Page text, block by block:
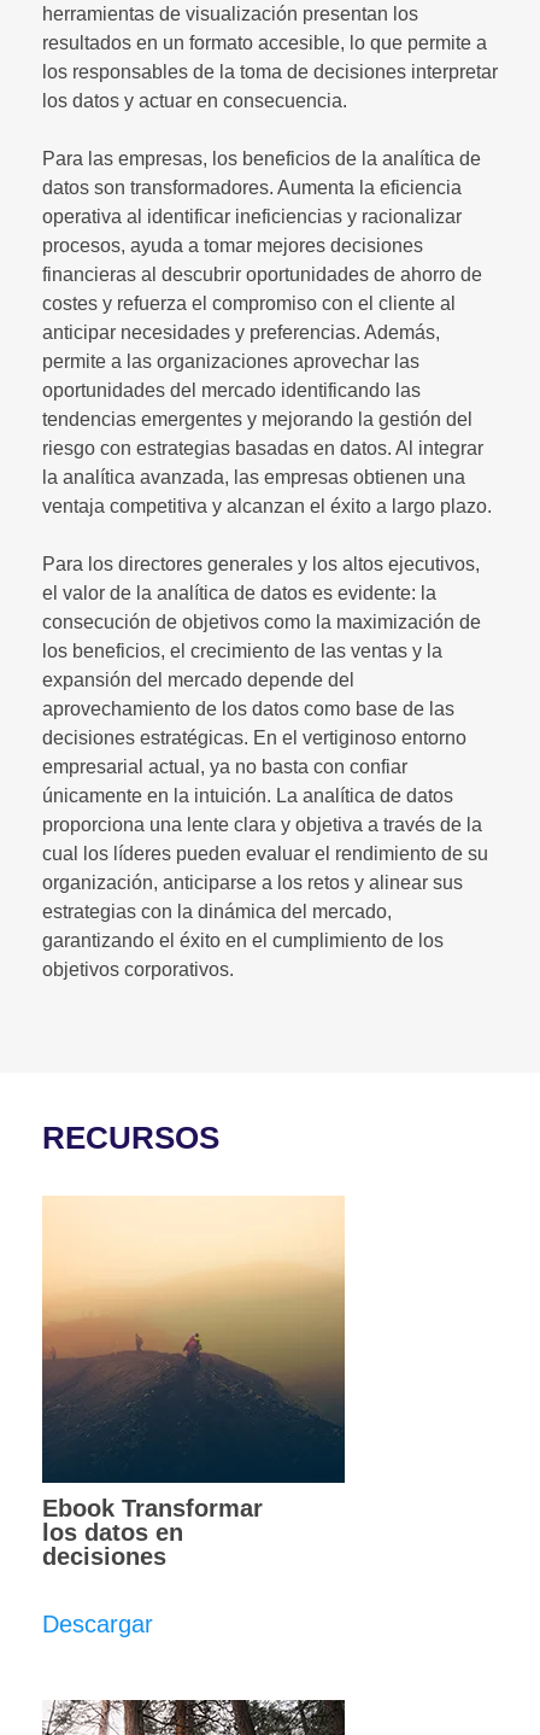
herramientas de visualización presentan los
resultados en un formato accesible, lo que permite a
los responsables de la toma de decisiones interpretar
los datos y actuar en consecuencia.
Para las empresas, los beneficios de la analítica de
datos son transformadores. Aumenta la eficiencia
operativa al identificar ineficiencias y racionalizar
procesos, ayuda a tomar mejores decisiones
financieras al descubrir oportunidades de ahorro de
costes y refuerza el compromiso con el cliente al
anticipar necesidades y preferencias. Además,
permite a las organizaciones aprovechar las
oportunidades del mercado identificando las
tendencias emergentes y mejorando la gestión del
riesgo con estrategias basadas en datos. Al integrar
la analítica avanzada, las empresas obtienen una
ventaja competitiva y alcanzan el éxito a largo plazo.
Para los directores generales y los altos ejecutivos,
el valor de la analítica de datos es evidente: la
consecución de objetivos como la maximización de
los beneficios, el crecimiento de las ventas y la
expansión del mercado depende del
aprovechamiento de los datos como base de las
decisiones estratégicas. En el vertiginoso entorno
empresarial actual, ya no basta con confiar
únicamente en la intuición. La analítica de datos
proporciona una lente clara y objetiva a través de la
cual los líderes pueden evaluar el rendimiento de su
organización, anticiparse a los retos y alinear sus
estrategias con la dinámica del mercado,
garantizando el éxito en el cumplimiento de los
objetivos corporativos.
RECURSOS
Ebook Transformar
los datos en
decisiones
Descargar